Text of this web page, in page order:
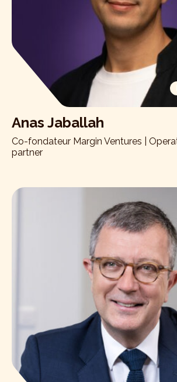
Anas Jaballah
Co-fondateur Margin Ventures |
partner